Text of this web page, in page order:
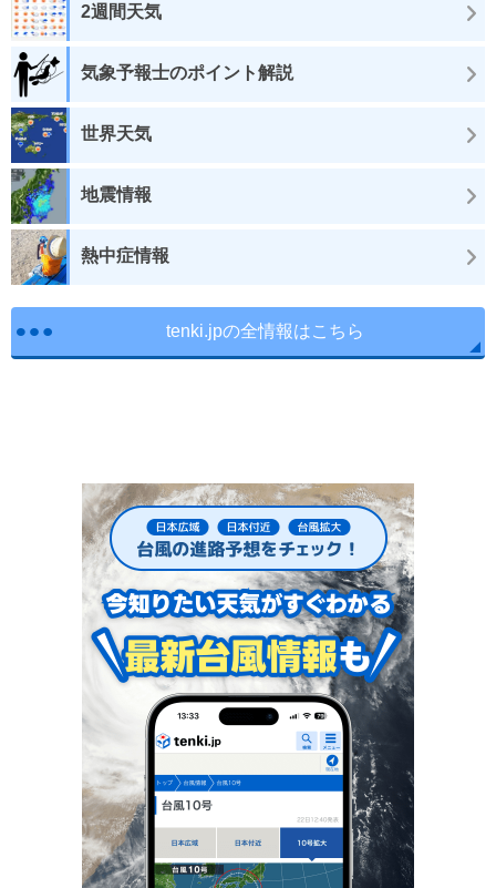
2週間天気
気象予報士のポイント解説
世界天気
地震情報
熱中症情報
tenki.jpの全情報はこちら